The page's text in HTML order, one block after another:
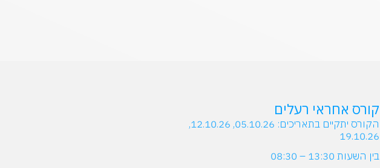
קורס אחראי רעלים
הקורס יתקיים בתאריכים: 05.10.26, 12.10.26,
19.10.26
בין השעות 13:30 – 08:30